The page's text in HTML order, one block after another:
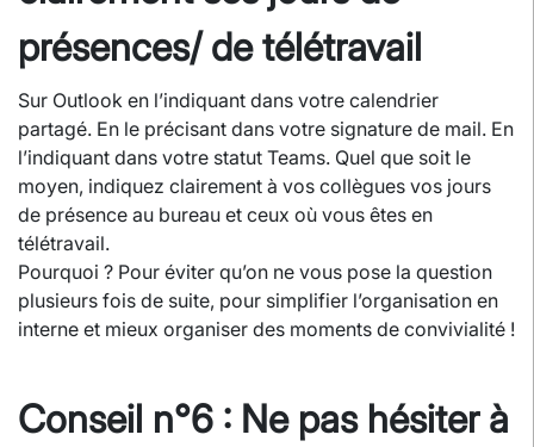
présences/ de télétravail
Sur Outlook en l’indiquant dans votre calendrier
partagé. En le précisant dans votre signature de mail. En
l’indiquant dans votre statut Teams. Quel que soit le
moyen, indiquez clairement à vos collègues vos jours
de présence au bureau et ceux où vous êtes en
télétravail.
Pourquoi ? Pour éviter qu’on ne vous pose la question
plusieurs fois de suite, pour simplifier l’organisation en
interne et mieux organiser des moments de convivialité !
Conseil n°6 : Ne pas hésiter à